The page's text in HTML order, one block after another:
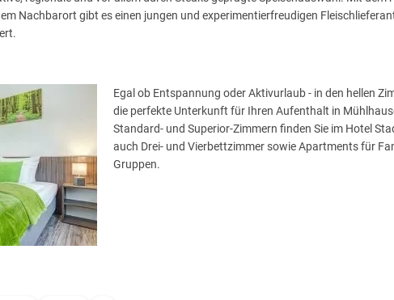
Nachbarort gibt es einen jungen und experimentierfreudigen
Egal ob Entspannung oder Aktivurlaub - in den hellen
die perfekte Unterkunft für Ihren Aufenthalt in
Standard- und Superior-Zimmern finden Sie im Hotel
auch Drei- und Vierbettzimmer sowie Apartments für
Gruppen.